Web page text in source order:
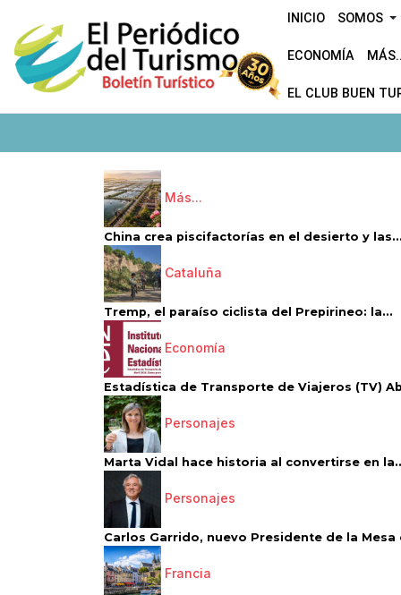
INICIO SOMOS
ECONOMÍA
EL CLUB BUEN
Más...
China crea piscifactorías en el desierto y las...
Cataluña
Tremp, el paraíso ciclista del Prepirineo: la...
Economía
Estadística de Transporte de Viajeros (TV)
Personajes
Marta Vidal hace historia al convertirse en
Personajes
Carlos Garrido, nuevo Presidente de la Mesa
Francia